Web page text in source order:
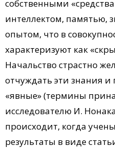
собственными
интеллектом, памятью,
опытом, что в
характеризуют как
Начальство страстно
отчуждать эти знания
«явные» (термины
исследователю И.
происходит, когда
результаты в виде